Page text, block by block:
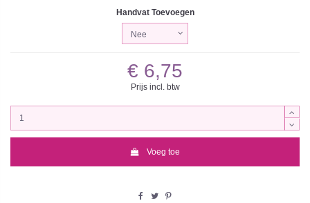
Handvat Toevoegen
€ 6,75
Prijs incl. btw
Voeg toe